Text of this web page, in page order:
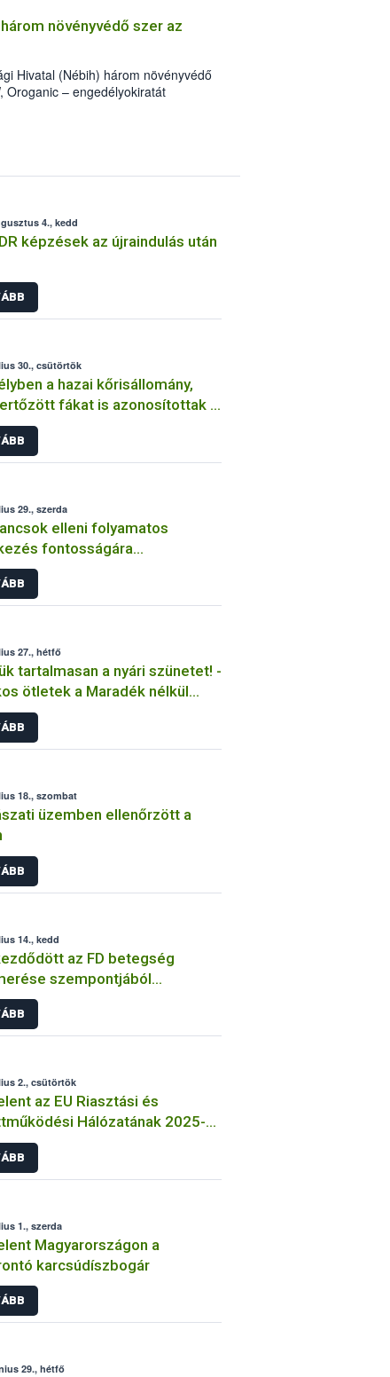
növényvédő szer az
Hivatal (Nébih) három növényvédő
Oroganic – engedélyokiratát
egészen a vesszőérettség
a szőlőben. A kiterjesztések
legyen lehetőség a károsító elleni
ökológiai termesztésben is
4., kedd
képzések az újraindulás után
30., csütörtök
a hazai kőrisállomány,
fákat is azonosítottak a
29., szerda
elleni folyamatos
fontosságára
a Nébih
27., hétfő
tartalmasan a nyári szünetet! -
ötletek a Maradék nélkül
18., szombat
üzemben ellenőrzött a
14., kedd
az FD betegség
szempontjából
időszak
2., csütörtök
az EU Riasztási és
Hálózatának 2025-
1., szerda
Magyarországon a
karcsúdíszbogár
29., hétfő